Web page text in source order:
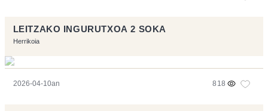
LEITZAKO INGURUTXOA 2 SOKA
Herrikoia
2026-04-10an 818